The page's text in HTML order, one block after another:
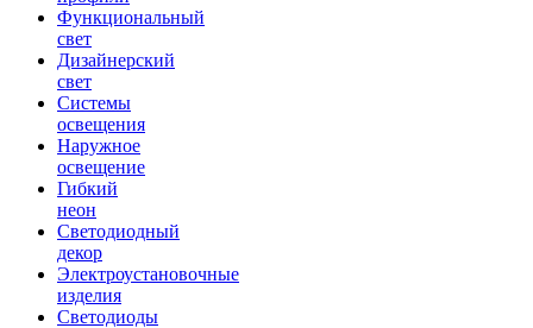
Функциональный
свет
Дизайнерский
свет
Системы
освещения
Наружное
освещение
Гибкий
неон
Светодиодный
декор
Электроустановочные
изделия
Светодиоды